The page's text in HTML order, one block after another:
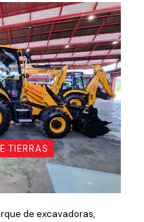
TIERRAS
de excavadoras,